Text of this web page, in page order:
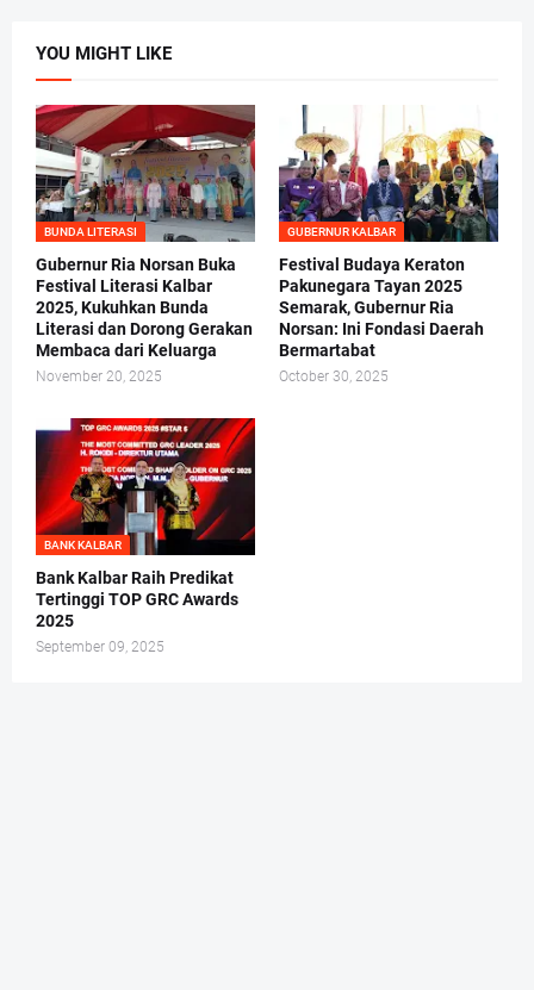
YOU MIGHT LIKE
BUNDA LITERASI
Gubernur Ria Norsan Buka
Festival Literasi Kalbar
2025, Kukuhkan Bunda
Literasi dan Dorong Gerakan
Membaca dari Keluarga
November 20, 2025
GUBERNUR KALBAR
Festival Budaya Keraton
Pakunegara Tayan 2025
Semarak, Gubernur Ria
Norsan: Ini Fondasi Daerah
Bermartabat
October 30, 2025
BANK KALBAR
Bank Kalbar Raih Predikat
Tertinggi TOP GRC Awards
2025
September 09, 2025